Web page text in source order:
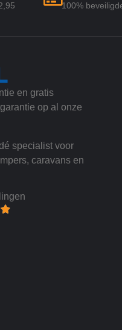
100%
en gratis
op al onze
specialist voor
caravans en